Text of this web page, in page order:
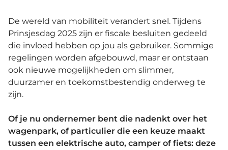
De wereld van mobiliteit verandert snel. Tijdens
Prinsjesdag 2025 zijn er fiscale besluiten gedeeld
die invloed hebben op jou als gebruiker. Sommige
regelingen worden afgebouwd, maar er ontstaan
ook nieuwe mogelijkheden om slimmer,
duurzamer en toekomstbestendig onderweg te
zijn.
Of je nu ondernemer bent die nadenkt over het
wagenpark, of particulier die een keuze maakt
tussen een elektrische auto, camper of fiets: deze